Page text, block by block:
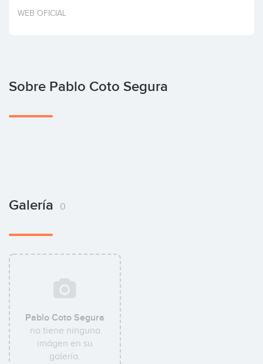
Invertir
WEB OFICIAL
Sobre Pablo Coto Segura
Galería 0
Pablo Coto Segura
no tiene ninguna
imágen en su
galería.